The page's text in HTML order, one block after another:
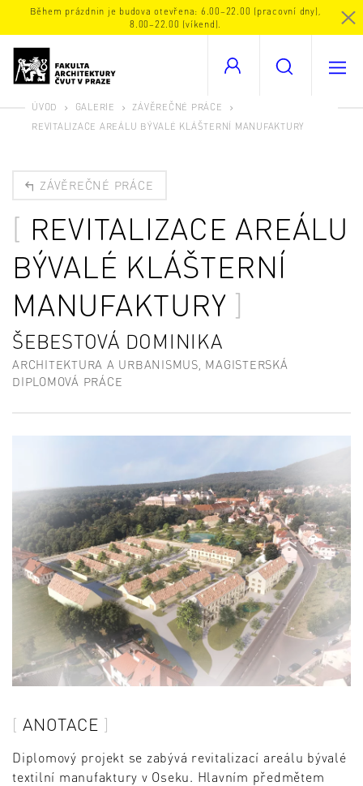
Během prázdnin je budova otevřena: 6.00–22.00 (pracovní dny),
8.00–22.00 (víkend).
ÚVOD GALERIE
ZÁVĚREČNÉ PRÁCE
REVITALIZACE AREÁLU BÝVALÉ KLÁŠTERNÍ MANUFAKTURY
ZÁVĚREČNÉ PRÁCE
REVITALIZACE AREÁLU
BÝVALÉ KLÁŠTERNÍ
MANUFAKTURY
ŠEBESTOVÁ DOMINIKA
ARCHITEKTURA A URBANISMUS, MAGISTERSKÁ
DIPLOMOVÁ PRÁCE
ANOTACE
Diplomový projekt se zabývá revitalizací areálu bývalé
textilní manufaktury v Oseku. Hlavním předmětem